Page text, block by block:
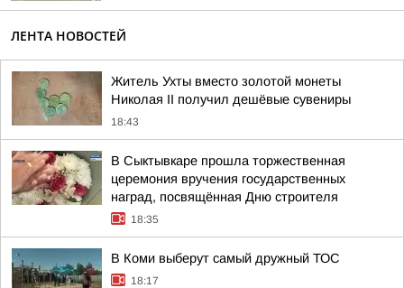
ЛЕНТА НОВОСТЕЙ
Житель Ухты вместо золотой монеты
Николая II получил дешёвые сувениры
18:43
В Сыктывкаре прошла торжественная
церемония вручения государственных
наград, посвящённая Дню строителя
18:35
В Коми выберут самый дружный ТОС
18:17